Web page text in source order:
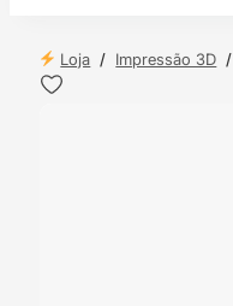
Loja / Impressão 3D /